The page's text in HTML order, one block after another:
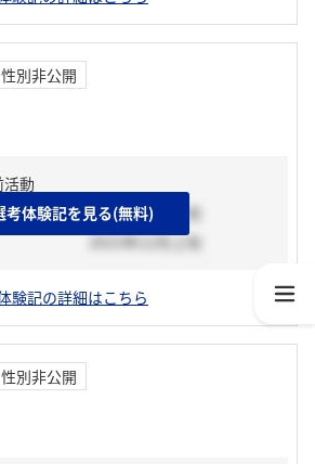
性別非公開
動
ーシート
2023年12月上旬
2023年12月上旬
験記の詳細はこちら
考体験記を見る(無料)
性別非公開